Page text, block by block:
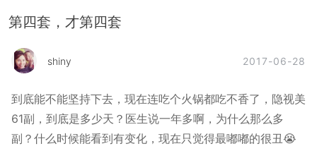
第四套，才第四套
shiny 2017-06-28
到底能不能坚持下去，现在连吃个火锅都吃不香了，隐视美
61副，到底是多少天？医生说一年多啊，为什么那么多
副？什么时候能看到有变化，现在只觉得最嘟嘟的很丑😭